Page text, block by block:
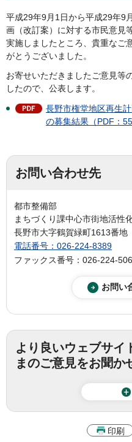
平成29年9月1日から平成29年9
画（改訂案）に対する市民意見
実施しましたところ、貴重なご
がとうございました。
お寄せいただきましたご意見等
したので、公表します。
長野市権堂地区再生
の募集結果（PDF：
お問い合わせ先
都市整備部
まちづくり課中心市街地活性
長野市大字鶴賀緑町1613番
電話番号：026-224-8389
ファックス番号：026-224-
より良いウェブサイ
まのご意見をお聞か
印刷